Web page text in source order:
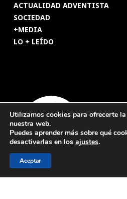
ACTUALIDAD ADVENTISTA
SOCIEDAD
+MEDIA
LO + LEÍDO
Utilizamos cookies para ofrecerte
nuestra web.
Puedes aprender más sobre qué
desactivarlas en los ajustes.
Aceptar